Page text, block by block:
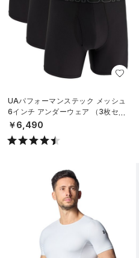
UAパフォーマンステック メッシュ
6インチ アンダーウェア （3枚セッ
ト）（トレーニング/MEN）
￥6,490